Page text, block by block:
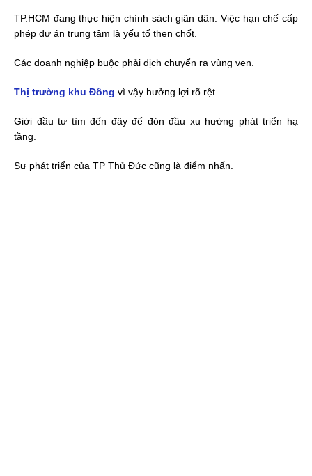
TP.HCM đang thực hiện chính sách giãn dân. Việc hạn chế cấp
phép dự án trung tâm là yếu tố then chốt.
Các doanh nghiệp buộc phải dịch chuyển ra vùng ven.
Thị trường khu Đông vì vậy hưởng lợi rõ rệt.
Giới đầu tư tìm đến đây để đón đầu xu hướng phát triển hạ
tầng.
Sự phát triển của TP Thủ Đức cũng là điểm nhấn.